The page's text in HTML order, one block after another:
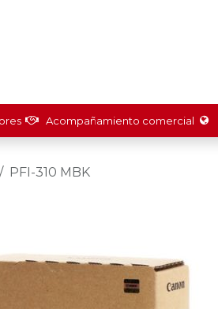
Acompañamiento comercial
PFI-310 MBK